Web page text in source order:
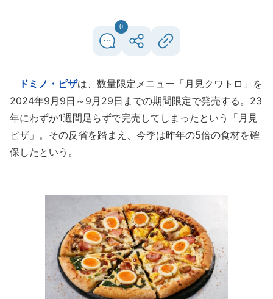
0
ドミノ・ピザは、数量限定メニュー「月見クワトロ」を
2024年9月9日～9月29日までの期間限定で発売する。23
年にわずか1週間足らずで完売してしまったという「月見
ピザ」。その反省を踏まえ、今季は昨年の5倍の食材を確
保したという。